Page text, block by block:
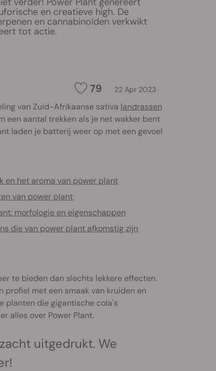
en creatieve high. De
en cannabinoïden verkwikt
tot actie.
79 22 Apr 2023
van Zuid-Afrikaanse sativa landrassen
een aantal trekken als je net wakker bent
laden je batterij weer op met een gevoel
en het aroma van power plant
van power plant
morfologie en eigenschappen
die van power plant afkomstig zijn
te bieden dan slechts lekkere effecten.
met een smaak van kruiden en
planten die gigantische cola's
alles over Power Plant.
uitgedrukt. We